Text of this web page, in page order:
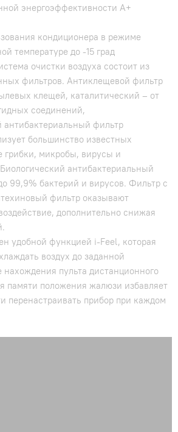
энергоэффективности А+
кондиционера в режиме
температуре до -15 град
очистки воздуха состоит из
фильтров. Антиклещевой фильтр
клещей, каталитический – от
соединений,
антибактериальный фильтр
большинство известных
грибки, микробы, вирусы и
антибактериальный
99,9% бактерий и вирусов. Фильтр с
фильтр оказывают
дополнительно снижая
удобной функцией i-Feel, которая
воздух до заданной
нахождения пульта дистанционного
памяти положения жалюзи избавляет
перенастраивать прибор при каждом